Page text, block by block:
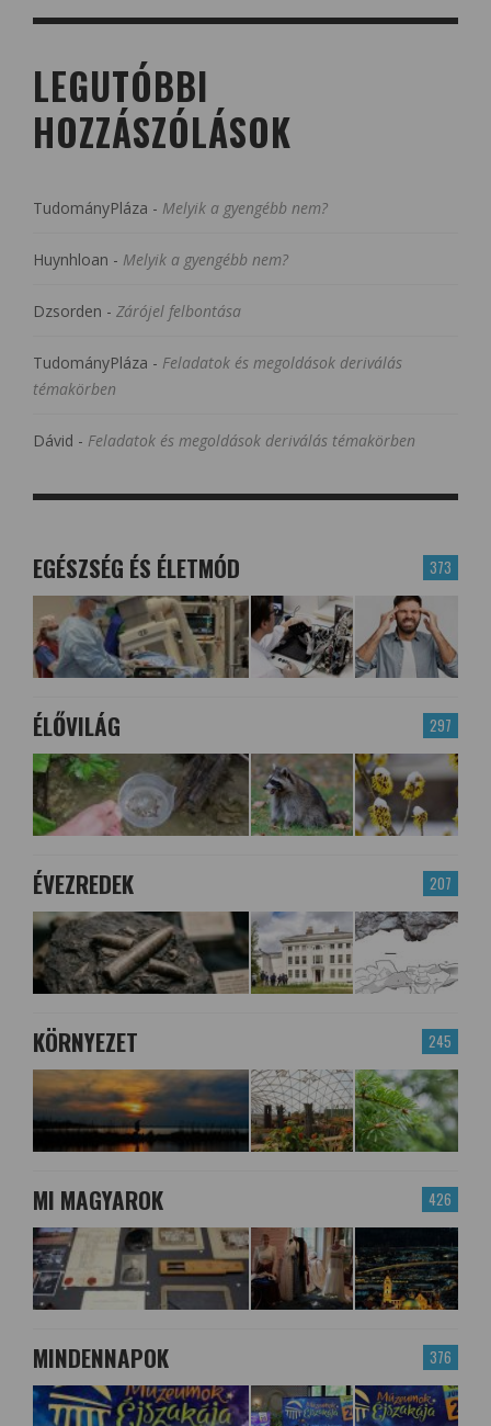
LEGUTÓBBI
HOZZÁSZÓLÁSOK
TudományPláza - Melyik a gyengébb nem?
Huynhloan - Melyik a gyengébb nem?
Dzsorden - Zárójel felbontása
TudományPláza - Feladatok és megoldások deriválás
témakörben
Dávid - Feladatok és megoldások deriválás témakörben
373
EGÉSZSÉG ÉS ÉLETMÓD
297
ÉLŐVILÁG
207
ÉVEZREDEK
245
KÖRNYEZET
426
MI MAGYAROK
376
MINDENNAPOK